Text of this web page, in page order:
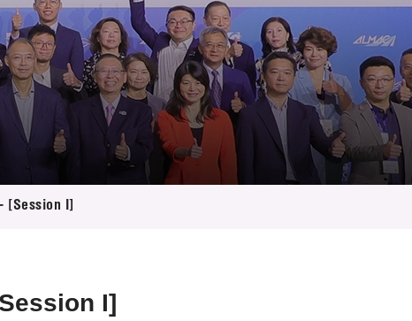
[Session I]
I]